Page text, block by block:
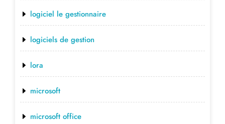
logiciel le gestionnaire
logiciels de gestion
lora
microsoft
microsoft office